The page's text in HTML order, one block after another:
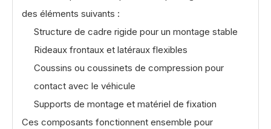
des éléments suivants :
Structure de cadre rigide pour un montage stable
Rideaux frontaux et latéraux flexibles
Coussins ou coussinets de compression pour
contact avec le véhicule
Supports de montage et matériel de fixation
Ces composants fonctionnent ensemble pour